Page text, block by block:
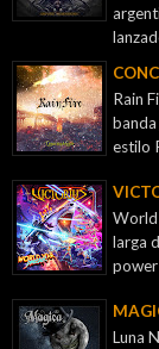
Rain
estilo
World
larga
power
Luna